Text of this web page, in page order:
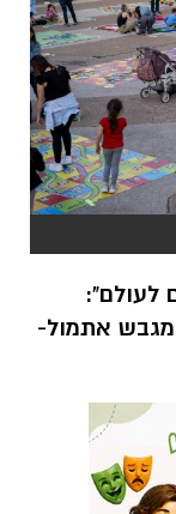
לעולם":
מגבש אתמול-